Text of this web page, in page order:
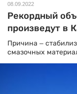
08.09.2022
Рекордный
произведут в
Причина –
смазочных